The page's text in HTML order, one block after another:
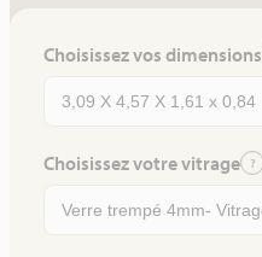
Choisissez vos dimensions
Choisissez votre vitrage ?